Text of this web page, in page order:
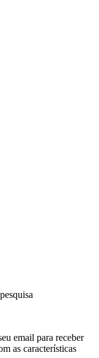
email para receber
as características